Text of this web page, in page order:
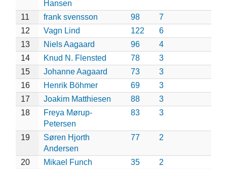
Hansen
11 frank svensson 98
7
12
Vagn Lind 122
6
13
Niels Aagaard 96
4
14
Knud N. Flensted 78
3
15
Johanne Aagaard 73
3
16
Henrik Böhmer 69
3
17
Joakim Matthiesen 88
3
18
Freya Mørup-
Petersen
83 3
19
Søren Hjorth
Andersen
77 2
20 Mikael Funch 35
2